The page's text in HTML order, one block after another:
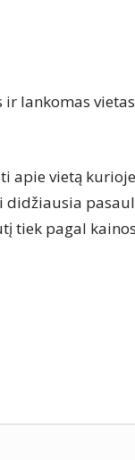
lankomas
apie vietą
tiek pagal